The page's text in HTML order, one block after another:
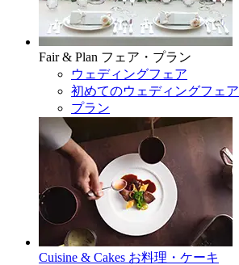
Fair & Plan フェア・プラン
ウェディングフェア
初めてのウェディングフェア
プラン
Cuisine & Cakes お料理・ケーキ